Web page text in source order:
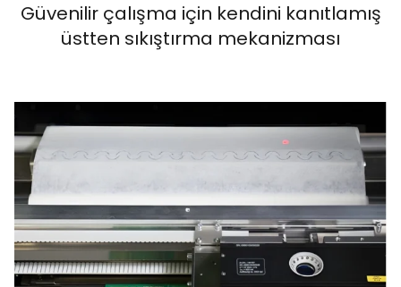
Güvenilir çalışma için kendini kanıtlamış
üstten sıkıştırma mekanizması